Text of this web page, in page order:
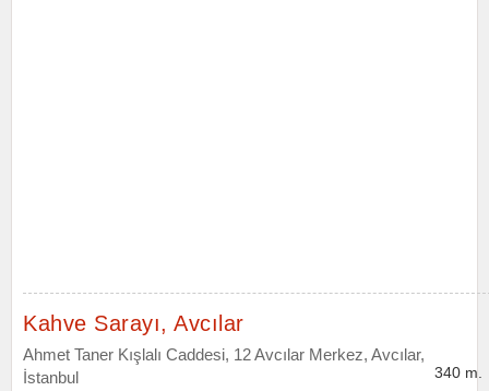
Kahve Sarayı, Avcılar
Ahmet Taner Kışlalı Caddesi, 12 Avcılar Merkez, Avcılar,
İstanbul
340 m.